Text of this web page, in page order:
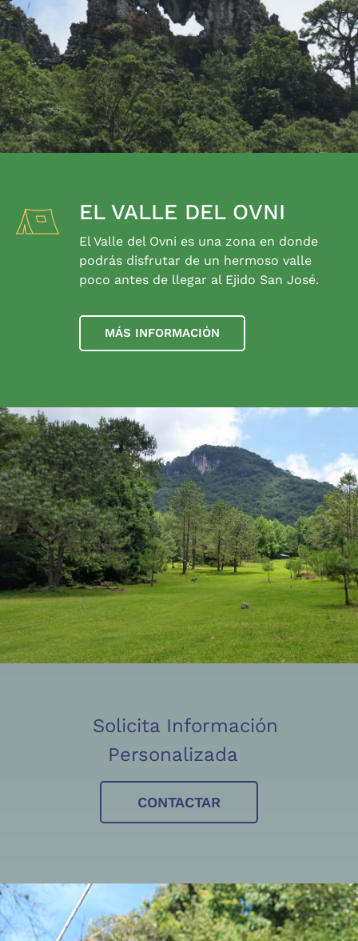
EL VALLE DEL OVNI
El Valle del Ovni es una zona en donde
podrás disfrutar de un hermoso valle
poco antes de llegar al Ejido San José.
MÁS INFORMACIÓN
Solicita Información
Personalizada
CONTACTAR